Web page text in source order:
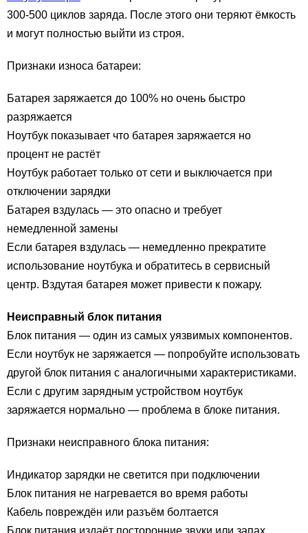
300-500 циклов заряда. После этого они теряют ёмкость
и могут полностью выйти из строя.
Признаки износа батареи:
Батарея заряжается до 100% но очень быстро
разряжается
Ноутбук показывает что батарея заряжается но
процент не растёт
Ноутбук работает только от сети и выключается при
отключении зарядки
Батарея вздулась — это опасно и требует
немедленной замены
Если батарея вздулась — немедленно прекратите
использование ноутбука и обратитесь в сервисный
центр. Вздутая батарея может привести к пожару.
Неисправный блок питания
Блок питания — один из самых уязвимых компонентов.
Если ноутбук не заряжается — попробуйте использовать
другой блок питания с аналогичными характеристиками.
Если с другим зарядным устройством ноутбук
заряжается нормально — проблема в блоке питания.
Признаки неисправного блока питания:
Индикатор зарядки не светится при подключении
Блок питания не нагревается во время работы
Кабель повреждён или разъём болтается